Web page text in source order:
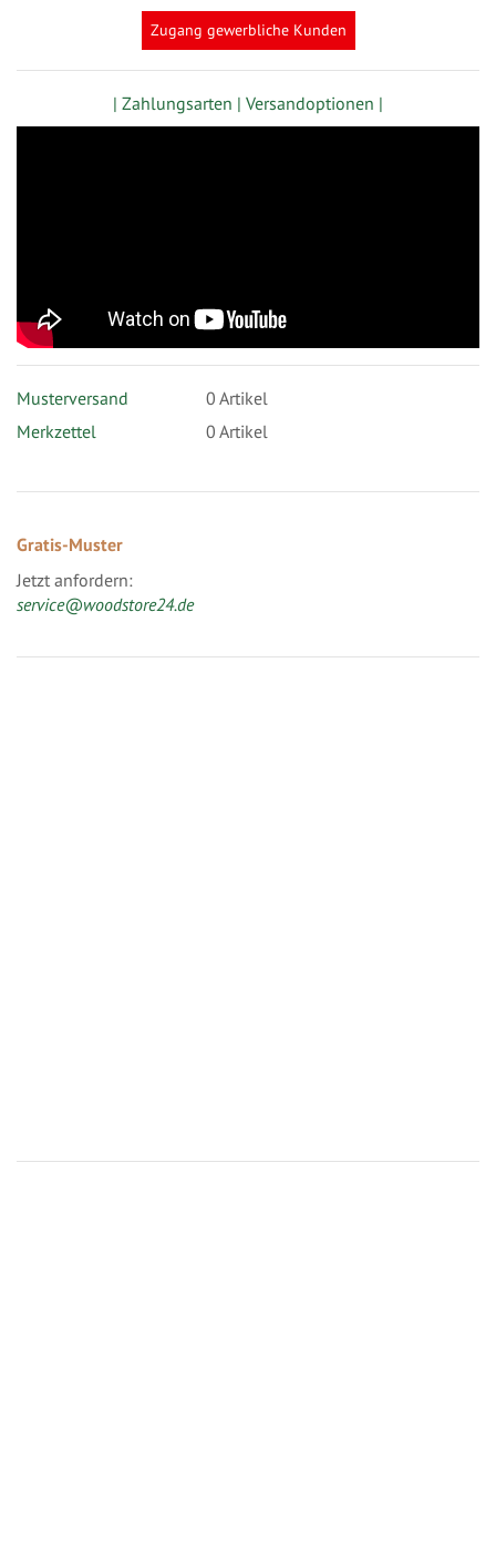
Zugang gewerbliche Kunden
| Zahlungsarten | Versandoptionen |
Musterversand 0 Artikel
Merkzettel
0 Artikel
Gratis-Muster
Jetzt anfordern:
service@woodstore24.de